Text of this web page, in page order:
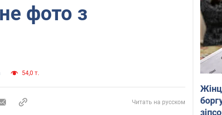
фото з
54,0 т.
Читать на русском